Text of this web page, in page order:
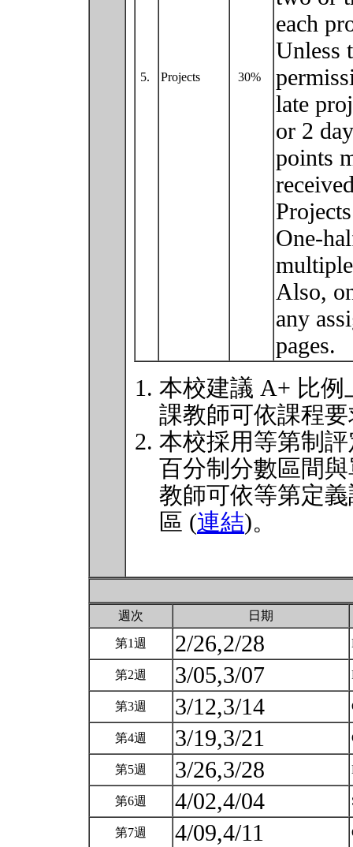
5. Projects 30%
each
Unless
late
or 2
points
One-
Also,
any
pages.
本校建議 A+ 比例
課教師可依課程
本校採用等第制
百分制分數區間
教師可依等第定
區 (連結)。
週次 日期
第1週 2/26,2/28
第2週 3/05,3/07
第3週 3/12,3/14
第4週 3/19,3/21
第5週 3/26,3/28
第6週 4/02,4/04
第7週 4/09,4/11